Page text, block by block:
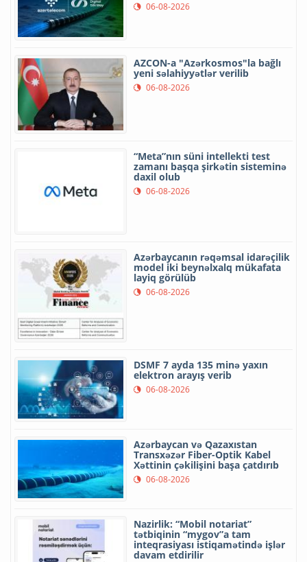
06-08-2026
AZCON-a "Azərkosmos"la bağlı
yeni səlahiyyətlər verilib
06-08-2026
“Meta”nın süni intellekti test
zamanı başqa şirkətin sisteminə
daxil olub
06-08-2026
Azərbaycanın rəqəmsal idarəçilik
model iki beynəlxalq mükafata
layiq görülüb
06-08-2026
DSMF 7 ayda 135 minə yaxın
elektron arayış verib
06-08-2026
Azərbaycan və Qazaxıstan
Transxəzər Fiber-Optik Kabel
Xəttinin çəkilişini başa çatdırıb
06-08-2026
Nazirlik: “Mobil notariat”
tətbiqinin “mygov”a tam
inteqrasiyası istiqamətində işlər
davam etdirilir